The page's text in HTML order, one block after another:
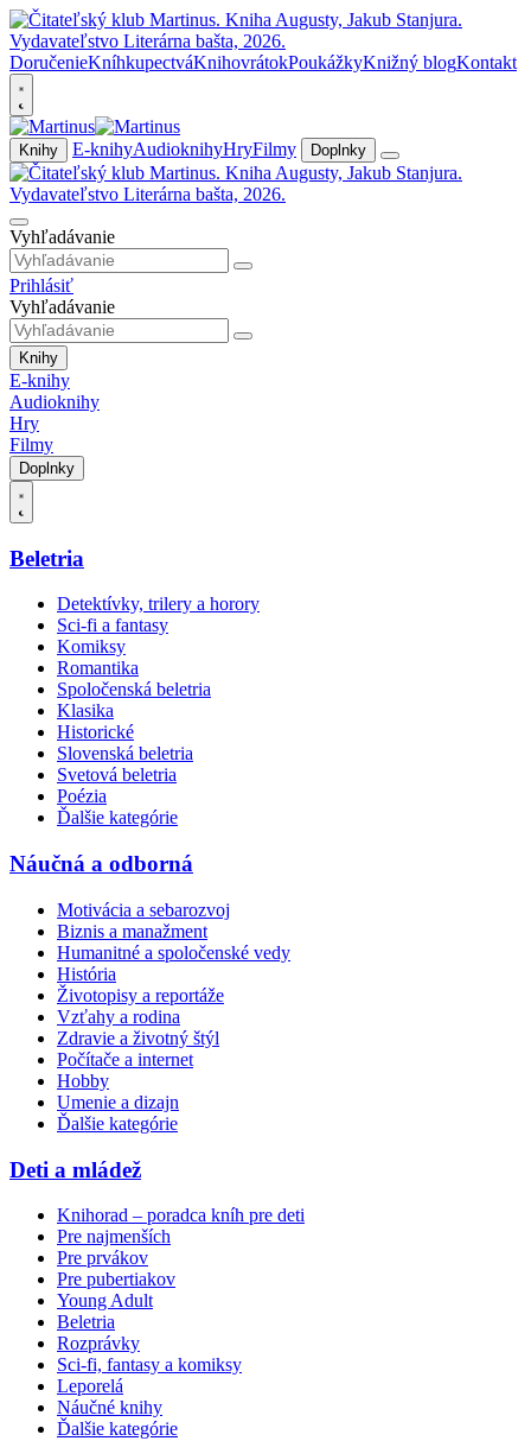
DoručenieKníhkupectváKnihovrátokPoukážkyKnižný blogKontakt
Knihy E-knihyAudioknihyHryFilmy Doplnky
Vyhľadávanie
Prihlásiť
Vyhľadávanie
Knihy
E-knihy
Audioknihy
Hry
Filmy
Doplnky
Beletria
Detektívky, trilery a horory
Sci-fi a fantasy
Komiksy
Romantika
Spoločenská beletria
Klasika
Historické
Slovenská beletria
Svetová beletria
Poézia
Ďalšie kategórie
Náučná a odborná
Motivácia a sebarozvoj
Biznis a manažment
Humanitné a spoločenské vedy
História
Životopisy a reportáže
Vzťahy a rodina
Zdravie a životný štýl
Počítače a internet
Hobby
Umenie a dizajn
Ďalšie kategórie
Deti a mládež
Knihorad – poradca kníh pre deti
Pre najmenších
Pre prvákov
Pre pubertiakov
Young Adult
Beletria
Rozprávky
Sci-fi, fantasy a komiksy
Leporelá
Náučné knihy
Ďalšie kategórie